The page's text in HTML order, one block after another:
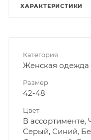
ХАРАКТЕРИСТИКИ
Категория
Женская одежда
Размер
42-48
Цвет
В
Серый, Синий,